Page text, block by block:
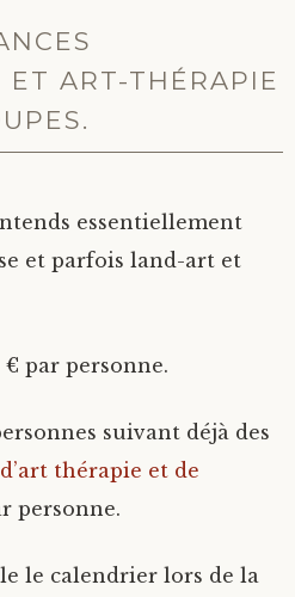
ET ART-THÉRAPIE
essentiellement
et parfois land-art et
€ par personne.
suivant déjà des
thérapie et de
personne.
le calendrier lors de la